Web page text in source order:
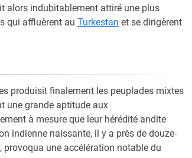
alors indubitablement attiré une plus
qui affluèrent au Turkestan et se dirigèrent
produisit finalement les peuplades mixtes
une grande aptitude aux
à mesure que leur hérédité andite
indienne naissante, il y a près de douze-
provoqua une accélération notable du